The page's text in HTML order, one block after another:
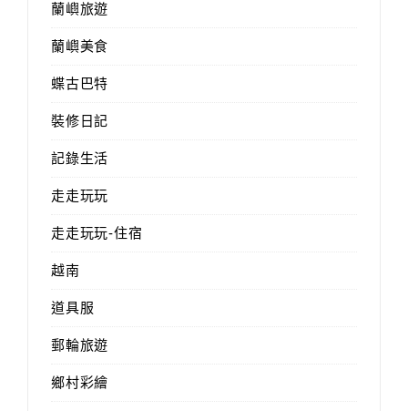
蘭嶼旅遊
蘭嶼美食
蝶古巴特
裝修日記
記錄生活
走走玩玩
走走玩玩-住宿
越南
道具服
郵輪旅遊
鄉村彩繪